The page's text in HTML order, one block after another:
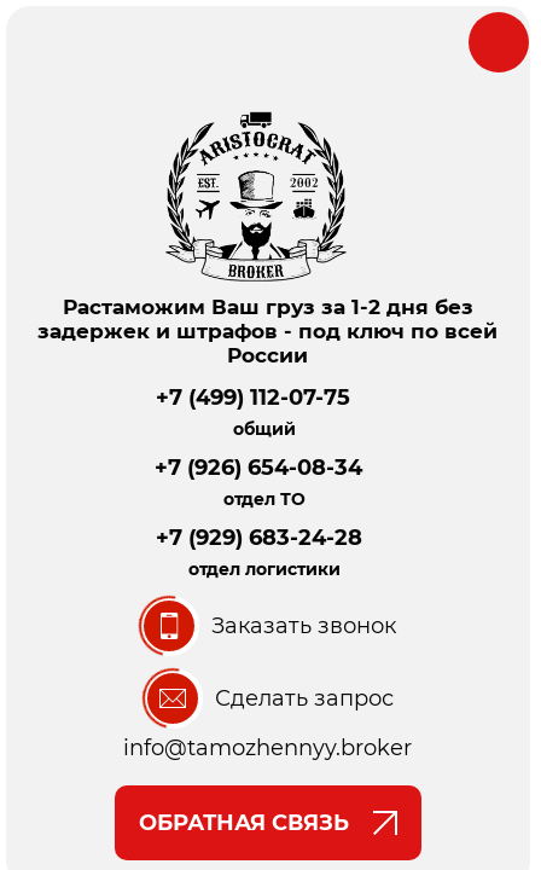
Растаможим Ваш груз за 1-2 дня без
задержек и штрафов - под ключ по всей
России
+7 (499) 112-07-75
общий
+7 (926) 654-08-34
отдел ТО
+7 (929) 683-24-28
отдел логистики
Заказать звонок
Сделать запрос
info@tamozhennyy.broker
ОБРАТНАЯ СВЯЗЬ